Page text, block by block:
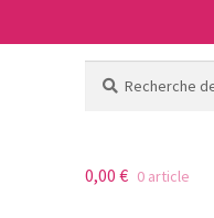
pour :
0,00 € 0 article